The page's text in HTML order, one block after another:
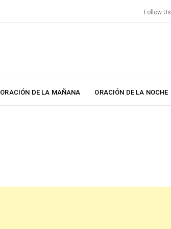
Follow Us
ORACIÓN DE LA MAÑANA ORACIÓN DE LA NOCHE